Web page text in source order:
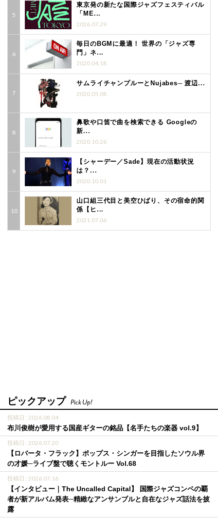
東京発の新たな国際ジャズフェスティバル
「ME...
2026.07.29
毎日のBGMに最適！ 世界の「ジャズ専
門」ネ...
2020.04.18
サムライチャンプルーとNujabes─ 渡辺...
2020.05.08
鼻歌や口笛で曲を検索できる Googleの
新...
2020.10.26
【シャーデー／Sade】現在の活動状況
は？...
2020.10.01
山口組三代目と美空ひばり、その宿命的関
係【ヒ...
2021.07.06
ピックアップ Pick Up!
投稿日 : 2026.08.04
布川俊樹が愛用する国産ギターの銘品【名手たちの楽器 vol.9】
投稿日 : 2026.07.20
【ロバータ・フラック】ポップス・シンガーを目指したソウル界
の才媛─ライブ盤で聴くモントルー Vol.68
投稿日 : 2026.07.16
【インタビュー｜The Uncalled Capital】 国際ジャズコンペの覇
者が新アルバム発表─精緻なアンサンブルと自在なジャズ話法を披
露